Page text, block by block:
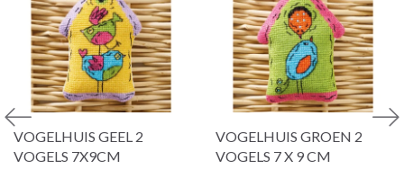
VOGELHUIS GEEL 2
VOGELS 7X9CM
VOGELHUIS GROEN 2
VOGELS 7 X 9 CM